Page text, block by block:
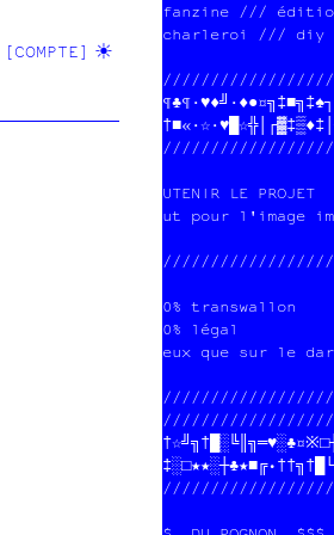
fanzine ///
charleroi ///
UTENIR LE
ut pour l'image
0%
0%
eux que sur le
[COMPTE]